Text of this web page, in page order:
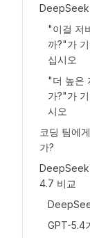
DeepSeek
"이걸 저
까?"가
십시오
"더 높은
가?"가
시오
코딩 팀에
가?
4.7 비교
GPT-5.4